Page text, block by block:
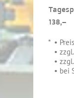
138,–
* •
•
•
• bei